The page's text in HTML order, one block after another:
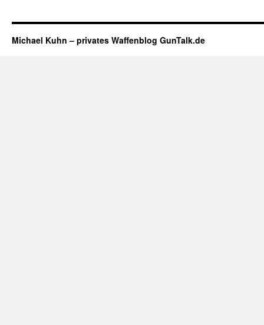
Michael Kuhn – privates Waffenblog GunTalk.de